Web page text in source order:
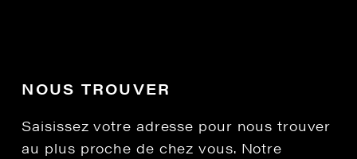
NOUS TROUVER
Saisissez votre adresse pour nous trouver
au plus proche de chez vous. Notre